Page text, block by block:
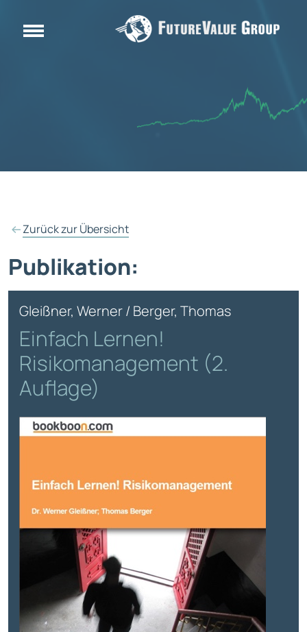
Zurück zur Übersicht
Publikation:
Gleißner, Werner / Berger, Thomas
Einfach Lernen!
Risikomanagement (2.
Auflage)